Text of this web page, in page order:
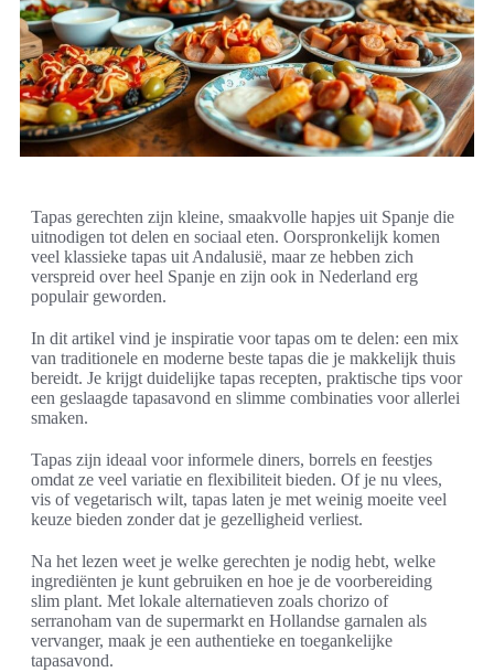
Tapas gerechten zijn kleine, smaakvolle hapjes uit Spanje die
uitnodigen tot delen en sociaal eten. Oorspronkelijk komen
veel klassieke tapas uit Andalusië, maar ze hebben zich
verspreid over heel Spanje en zijn ook in Nederland erg
populair geworden.
In dit artikel vind je inspiratie voor tapas om te delen: een mix
van traditionele en moderne beste tapas die je makkelijk thuis
bereidt. Je krijgt duidelijke tapas recepten, praktische tips voor
een geslaagde tapasavond en slimme combinaties voor allerlei
smaken.
Tapas zijn ideaal voor informele diners, borrels en feestjes
omdat ze veel variatie en flexibiliteit bieden. Of je nu vlees,
vis of vegetarisch wilt, tapas laten je met weinig moeite veel
keuze bieden zonder dat je gezelligheid verliest.
Na het lezen weet je welke gerechten je nodig hebt, welke
ingrediënten je kunt gebruiken en hoe je de voorbereiding
slim plant. Met lokale alternatieven zoals chorizo of
serranoham van de supermarkt en Hollandse garnalen als
vervanger, maak je een authentieke en toegankelijke
tapasavond.